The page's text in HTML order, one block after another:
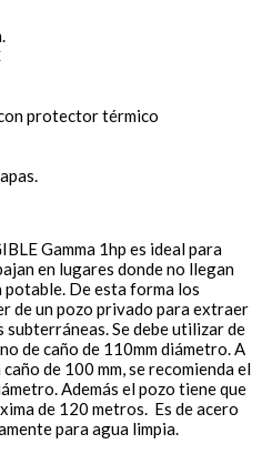
protector térmico
Gamma 1hp es ideal para
en lugares donde no llegan
potable. De esta forma los
de un pozo privado para extraer
Se debe utilizar de
de caño de 110mm diámetro. A
de 100 mm, se recomienda el
Además el pozo tiene que
de 120 metros. Es de acero
para agua limpia.